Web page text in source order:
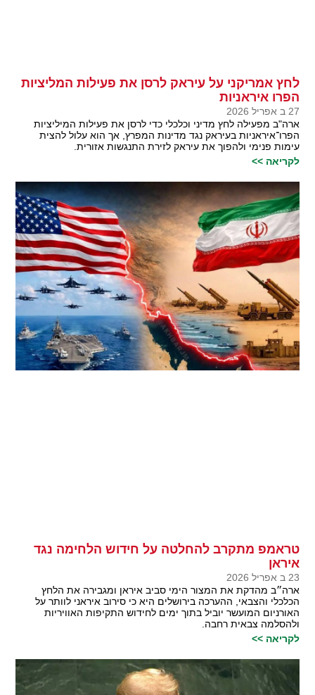
לחץ אמריקני על עיראק לרסן את פעילות המליציות
הפרו איראניות
27 ב אפריל 2026
ארה"ב מפעילה לחץ מדיני וכלכלי כדי לרסן את פעילות המיליציות
הפרו־איראניות בעיראק נגד מדינות המפרץ, אך הוא עלול להצית
עימות פנימי ולהפוך את עיראק לזירת התנגשות אזורית.
לקריאה >>
טראמפ מתקרב להחלטה על חידוש הלחימה נגד
איראן
23 ב אפריל 2026
ארה״ב מהדקת את המצור הימי סביב איראן ומגבירה את הלחץ
הכלכלי והצבאי, ההערכה בירושלים היא כי סירוב איראני לוותר על
האורניום המועשר יוביל בתוך ימים לחידוש התקיפות האוויריות
ולהסלמה צבאית רחבה.
לקריאה >>